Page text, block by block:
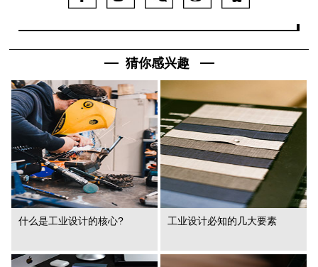
猜你感兴趣
什么是工业设计的核心? 工业设计必知的几大要素